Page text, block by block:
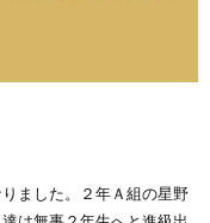
ました。２年Ａ組の星野